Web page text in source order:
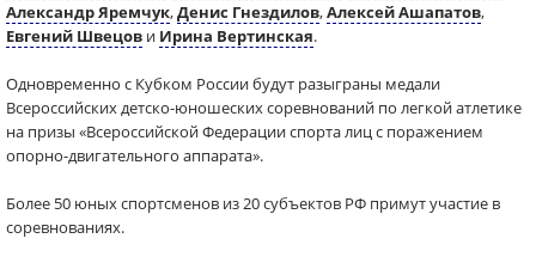
Александр Яремчук,Денис Гнездилов,Алексей Ашапатов,
Евгений Швецов и Ирина Вертинская.
Одновременно с Кубком России будут разыграны медали
Всероссийских детско-юношеских соревнований по легкой атлетике
на призы «Всероссийской Федерации спорта лиц с поражением
опорно-двигательного аппарата».
Более 50 юных спортсменов из 20 субъектов РФ примут участие в
соревнованиях.